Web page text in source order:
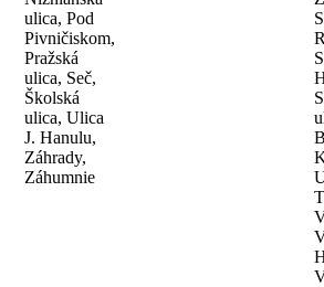
ulica, Pod
Pivničiskom,
Pražská
ulica, Seč,
Školská
ulica, Ulica
J. Hanulu,
Záhrady,
Záhumnie